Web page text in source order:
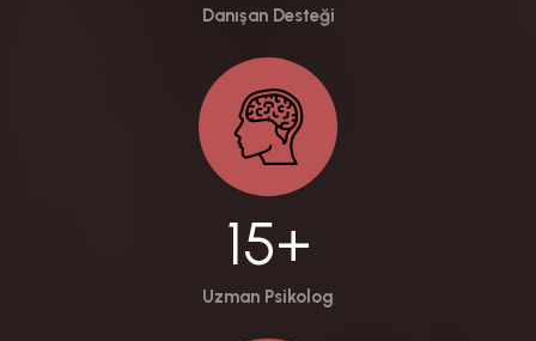
Danışan Desteği
15+
Uzman Psikolog